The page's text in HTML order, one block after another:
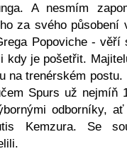
A nesmím
za svého působení
Popoviche - věří
je pošetřit.
na trenérském
Spurs už nejmíň
odborníky,
Kemzura. Se